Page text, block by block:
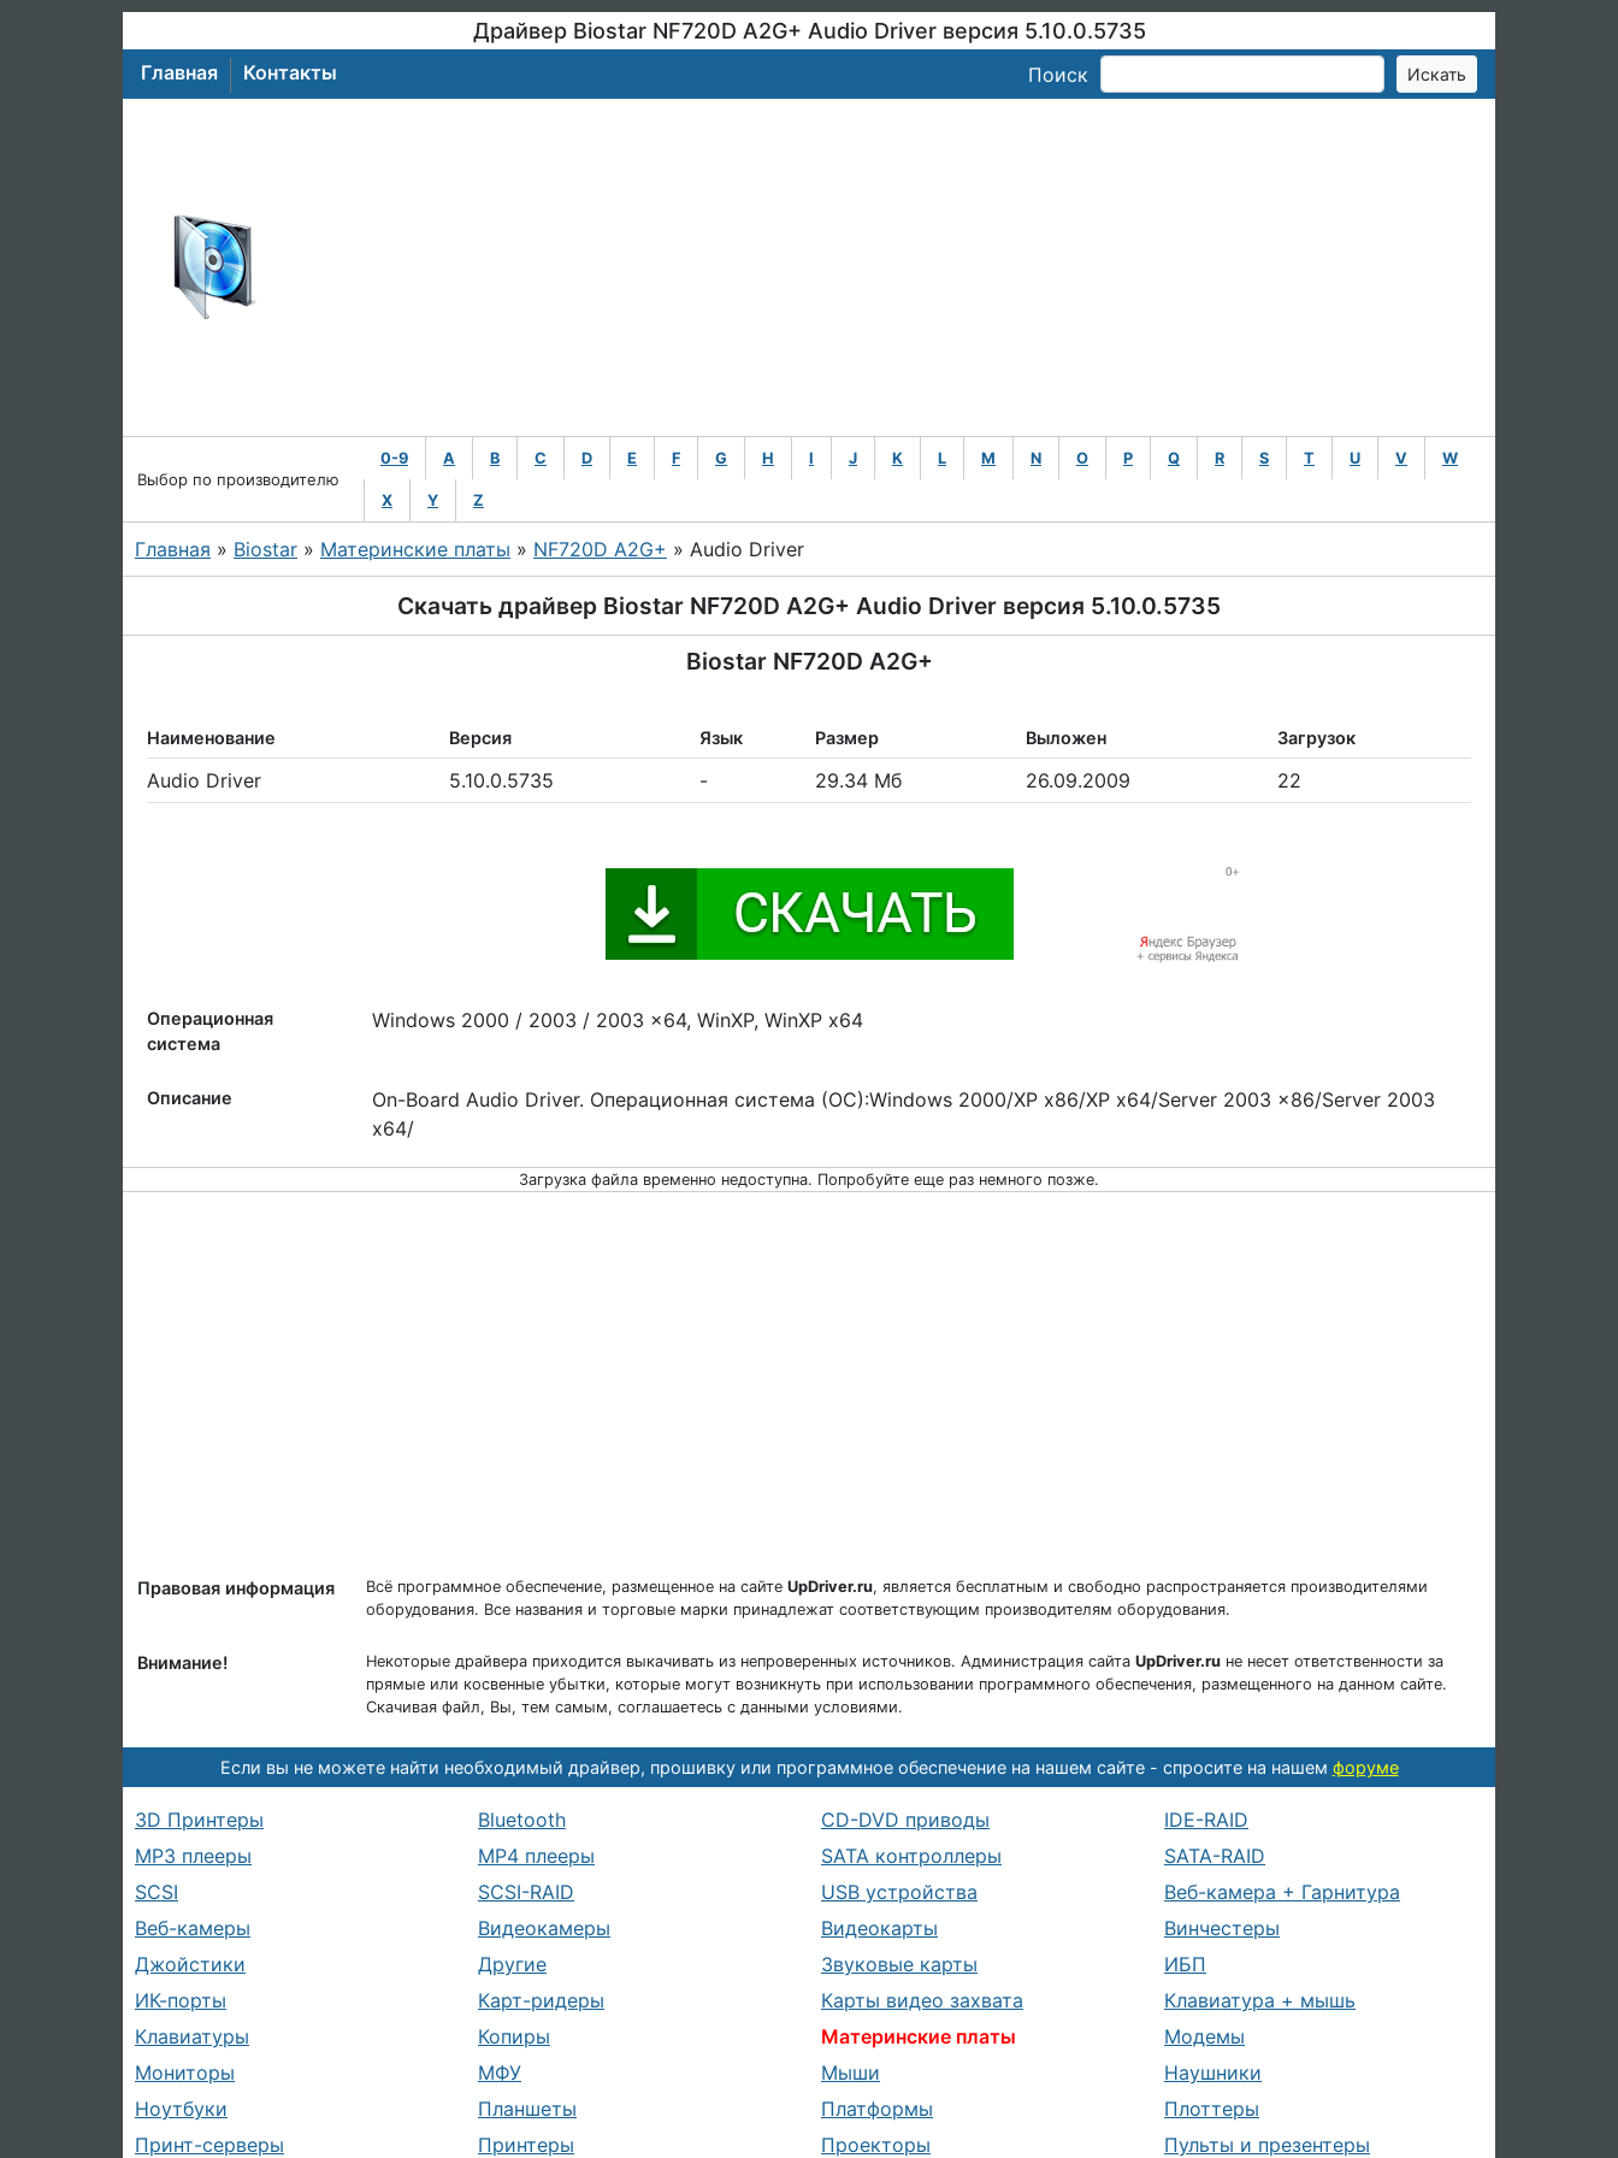
Драйвер Biostar NF720D A2G+ Audio Driver версия 5.10.0.5735
Главная Контакты Поиск
Выбор по производителю
0-9 A B C D E F G H I J K L M N O P Q R S T U V W
X Y Z
Главная » Biostar » Материнские платы » NF720D A2G+ » Audio Driver
Скачать драйвер Biostar NF720D A2G+ Audio Driver версия 5.10.0.5735
Biostar NF720D A2G+
Наименование Версия Язык Размер Выложен Загрузок
Audio Driver 5.10.0.5735 - 29.34 Мб 26.09.2009 22
Операционная
система
Windows 2000 / 2003 / 2003 x64, WinXP, WinXP x64
Описание
On-Board Audio Driver. Операционная система (ОС):Windows 2000/XP x86/XP x64/Server 2003 x86/Server 2003
x64/
Загрузка файла временно недоступна. Попробуйте еще раз немного позже.
Правовая информация Всё программное обеспечение, размещенное на сайте UpDriver.ru, является бесплатным и свободно распространяется производителями
оборудования. Все названия и торговые марки принадлежат соответствующим производителям оборудования.
Внимание! Некоторые драйвера приходится выкачивать из непроверенных источников. Администрация сайта UpDriver.ru не несет ответственности за
прямые или косвенные убытки, которые могут возникнуть при использовании программного обеспечения, размещенного на данном сайте.
Скачивая файл, Вы, тем самым, соглашаетесь с данными условиями.
Если вы не можете найти необходимый драйвер, прошивку или программное обеспечение на нашем сайте - спросите на нашем форуме
3D Принтеры Bluetooth CD-DVD приводы
IDE-RAID
MP3 плееры
MP4 плееры SATA контроллеры
SATA-RAID
SCSI
SCSI-RAID USB устройства
Веб-камера + Гарнитура
Веб-камеры
Видеокамеры Видеокарты
Винчестеры
Джойстики
Другие Звуковые карты
ИБП
ИК-порты
Карт-ридеры Карты видео захвата
Клавиатура + мышь
Клавиатуры
Копиры Материнские платы
Модемы
Мониторы
МФУ Мыши
Наушники
Ноутбуки
Планшеты Платформы
Плоттеры
Принт-серверы
Принтеры Проекторы Пульты и презентеры